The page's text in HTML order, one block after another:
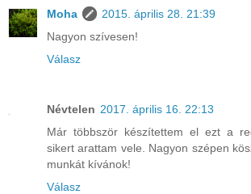
Moha
2015. április 28. 21:39
Nagyon szívesen!
Válasz
Névtelen 2017. április 16. 22:13
Már többször készítettem el ezt a
sikert arattam vele. Nagyon szépen
munkát kívánok!
Válasz